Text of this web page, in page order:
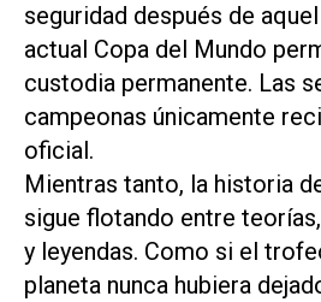
seguridad después de
actual Copa del Mundo
custodia permanente. Las
campeonas únicamente
oficial.
Mientras tanto, la historia
sigue flotando entre
y leyendas. Como si el
planeta nunca hubiera